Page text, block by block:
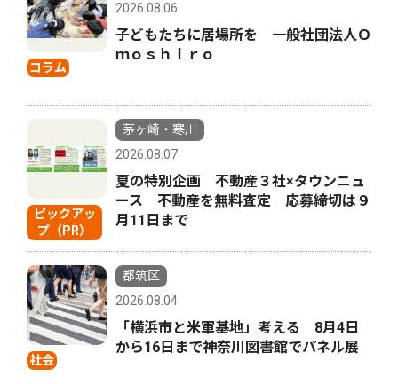
コラム
2026.08.06
子どもたちに居場所を 一般社団法人Ｏ
ｍｏｓｈｉｒｏ
ピックアッ
プ（PR）
茅ヶ崎・寒川
2026.08.07
夏の特別企画 不動産３社×タウンニュ
ース 不動産を無料査定 応募締切は９
月11日まで
社会
都筑区
2026.08.04
「横浜市と米軍基地」考える 8月4日
から16日まで神奈川図書館でパネル展